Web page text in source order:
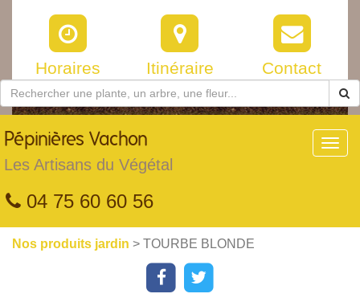
Horaires Itinéraire Contact
Pépinières Vachon
Les Artisans du Végétal
04 75 60 60 56
Nos produits jardin > TOURBE BLONDE